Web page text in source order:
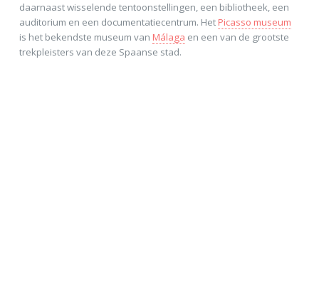
daarnaast wisselende tentoonstellingen, een bibliotheek, een
auditorium en een documentatiecentrum. HetPicasso museum
is het bekendste museum van Málaga en een van de grootste
trekpleisters van deze Spaanse stad.